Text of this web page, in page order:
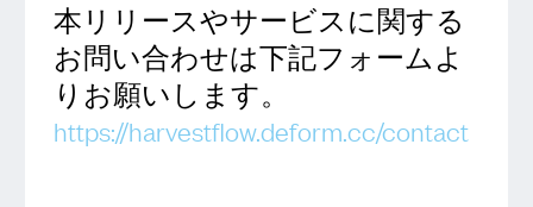
本リリースやサービスに関する
お問い合わせは下記フォームよ
りお願いします。
https://harvestflow.deform.cc/contact